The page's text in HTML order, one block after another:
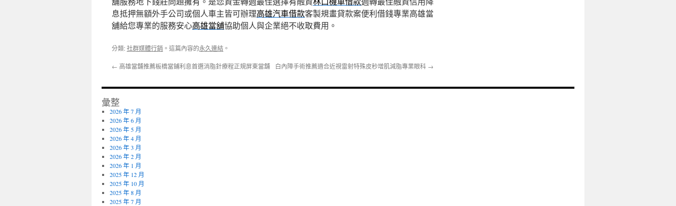
息抵押無額外手公司或個人車主皆可辦理高雄汽車借款客製規畫貸款案便利借錢專業高雄當
舖給您專業的服務安心高雄當舖協助個人與企業絕不收取費用。
分類:社群媒體行銷 。這篇內容的永久連結 。
← 高雄當舖推薦板橋當鋪利息首選消脂針療程正規屏東當舖 白內障手術推薦適合近視雷射特殊皮秒增肌減脂專業眼科 →
彙整
2026 年 7 月
2026 年 6 月
2026 年 5 月
2026 年 4 月
2026 年 3 月
2026 年 2 月
2026 年 1 月
2025 年 12 月
2025 年 10 月
2025 年 8 月
2025 年 7 月